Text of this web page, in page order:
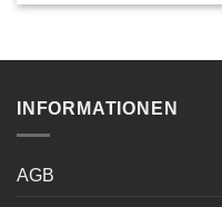
INFORMATIONEN
AGB